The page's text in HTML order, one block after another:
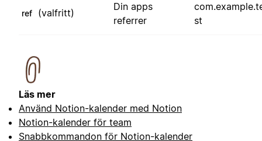
ref (valfritt)
Din apps
referrer
st
Läs mer
Använd Notion-kalender med Notion
Notion-kalender för team
Snabbkommandon för Notion-kalender